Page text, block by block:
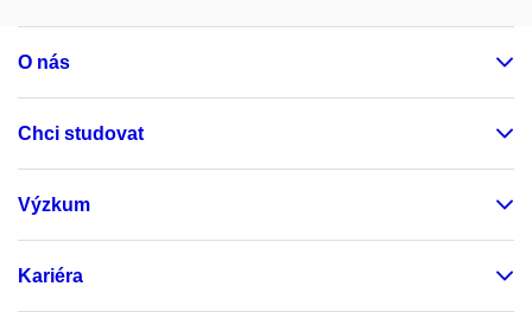
O nás
Chci studovat
Výzkum
Kariéra